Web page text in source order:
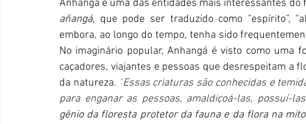
añangá, que pode ser traduzido como “espírito”,
embora, ao longo do tempo, tenha sido
No imaginário popular, Anhangá é visto como uma
caçadores, viajantes e pessoas que desrespeitam a
da natureza. "Essas criaturas são conhecidas e
gênio da floresta protetor da fauna e da flora na